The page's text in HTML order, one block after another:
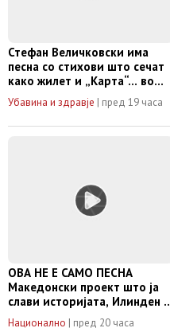
Стефан Величковски има
песна со стихови што сечат
како жилет и „Карта“… во
еден правец за некој друг
свет
Убавина и здравје | пред 19 часа
ОВА НЕ Е САМО ПЕСНА
Македонски проект што ја
слави историјата, Илинден и
љубовта кон татковината
Национално | пред 20 часа